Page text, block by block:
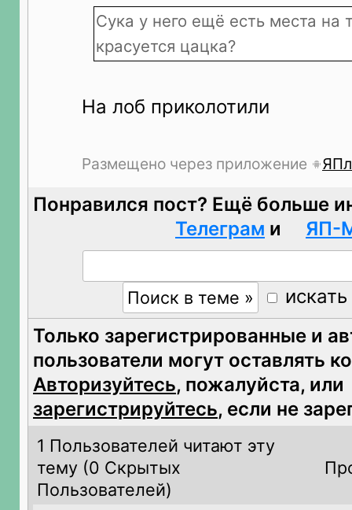
Сука у него ещё есть места на
красуется цацка?
На лоб приколотили
Размещено через приложение
Понравился пост? Ещё больше
Телеграм и ЯП-
Только зарегистрированные и
пользователи могут оставлять
Авторизуйтесь, пожалуйста, или
зарегистрируйтесь, если не
1 Пользователей читают эту
тему (0 Скрытых
Пользователей)